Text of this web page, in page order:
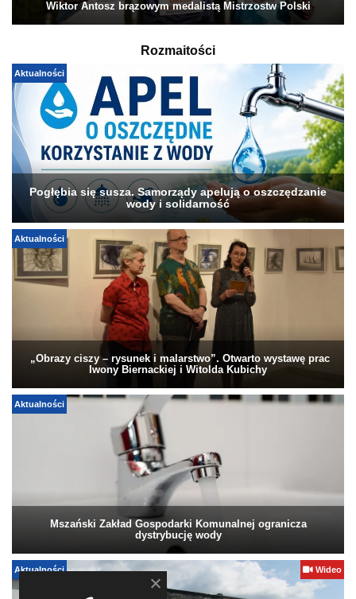
Wiktor Antosz brązowym medalistą Mistrzostw Polski
Rozmaitości
Aktualności
Pogłębia się susza. Samorządy apelują o oszczędzanie
wody i solidarność
Aktualności
„Obrazy ciszy – rysunek i malarstwo”. Otwarto wystawę prac
Iwony Biernackiej i Witolda Kubichy
Aktualności
Mszański Zakład Gospodarki Komunalnej ogranicza
dystrybucję wody
Aktualności Wideo